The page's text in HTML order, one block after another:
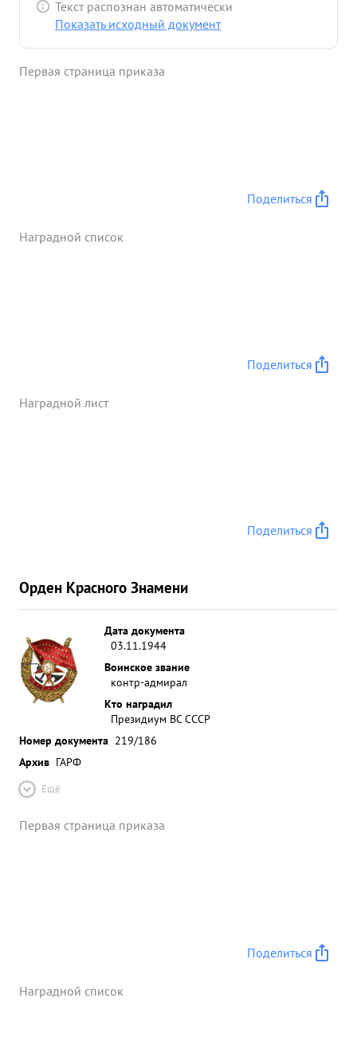
Текст распознан автоматически
Показать исходный документ
Первая страница приказа
Поделиться
Наградной список
Поделиться
Наградной лист
Поделиться
Орден Красного Знамени
Дата документа
03.11.1944
Воинское звание
контр-адмирал
Кто наградил
Президиум ВС СССР
Номер документа 219/186
Архив ГАРФ
Ещё
Первая страница приказа
Поделиться
Наградной список